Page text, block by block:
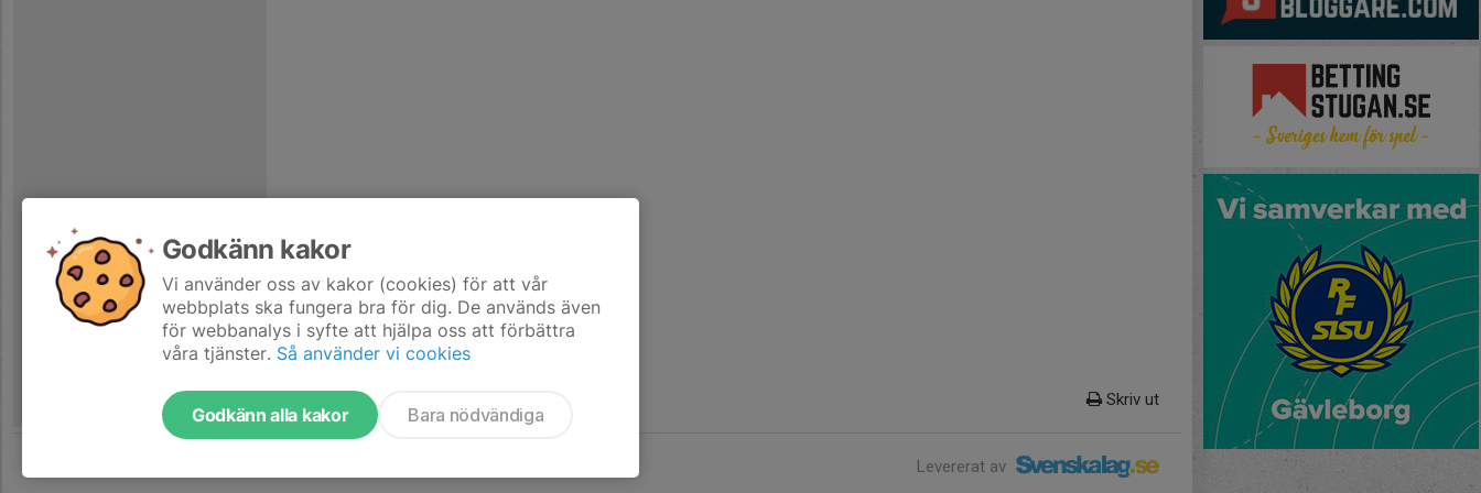
Skriv ut
Levererat av
Godkänn kakor
Vi använder oss av kakor (cookies) för att vår
webbplats ska fungera bra för dig. De används även
för webbanalys i syfte att hjälpa oss att förbättra
våra tjänster. Så använder vi cookies
Godkänn alla kakor Bara nödvändiga